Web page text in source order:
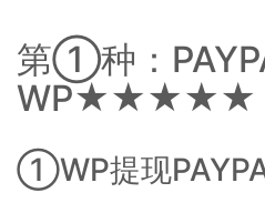
第①种：
WP★★★★★
①WP提现